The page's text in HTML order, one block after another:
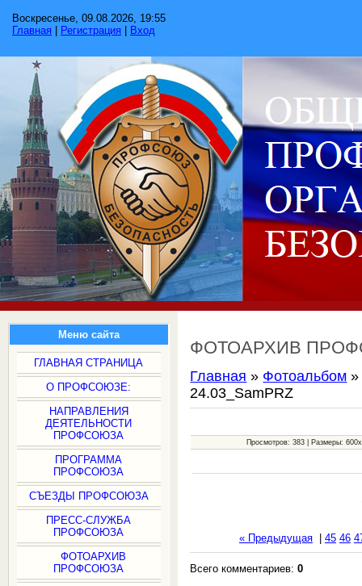
Воскресенье, 09.08.2026, 19:55
Главная
Регистрация Вход
Меню сайта
ГЛАВНАЯ СТРАНИЦА
О ПРОФСОЮЗЕ:
НАПРАВЛЕНИЯ
ДЕЯТЕЛЬНОСТИ
ПРОФСОЮЗА
ПРОГРАММА
ПРОФСОЮЗА
СЪЕЗДЫ ПРОФСОЮЗА
ПРЕСС-СЛУЖБА
ПРОФСОЮЗА
ФОТОАРХИВ
ПРОФСОЮЗА
ФОТОАРХИВ
Главная » Фотоальбом
24.03_SamPRZ
Просмотров: 383 | Размеры:
« Предыдущая| 45 46
Всего комментариев:0